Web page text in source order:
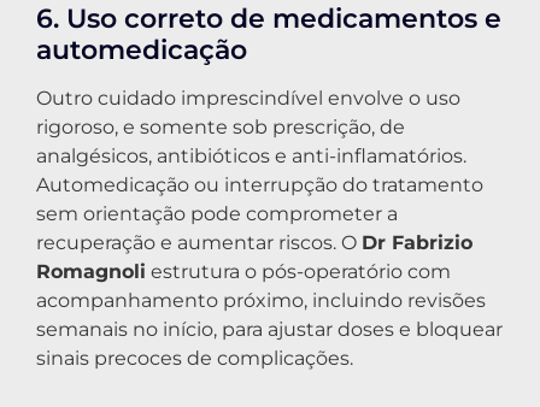
6. Uso correto de medicamentos e
automedicação
Outro cuidado imprescindível envolve o uso
rigoroso, e somente sob prescrição, de
analgésicos, antibióticos e anti-inflamatórios.
Automedicação ou interrupção do tratamento
sem orientação pode comprometer a
recuperação e aumentar riscos. O Dr Fabrizio
Romagnoli estrutura o pós-operatório com
acompanhamento próximo, incluindo revisões
semanais no início, para ajustar doses e bloquear
sinais precoces de complicações.